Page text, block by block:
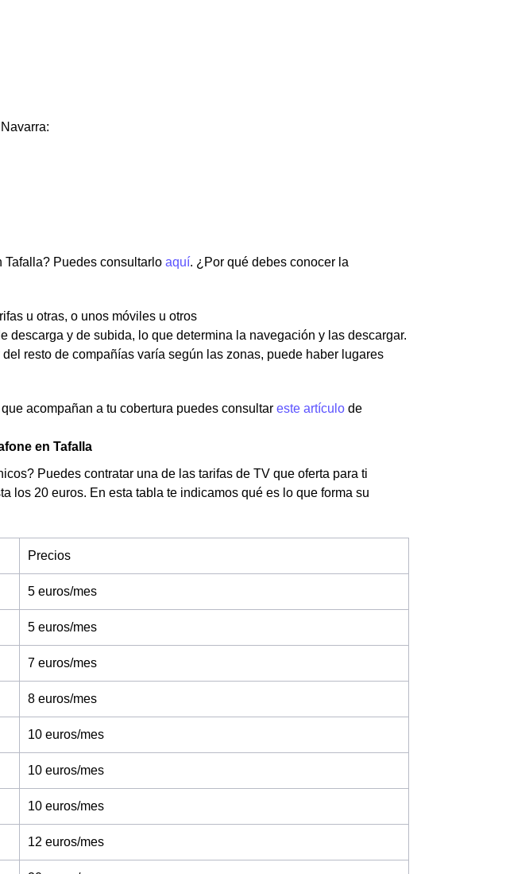
Tafalla? Puedes consultarlo aquí. ¿Por qué debes conocer la
u otras, o unos móviles u otros
descarga y de subida, lo que determina la navegación y las descargar.
resto de compañías varía según las zonas, puede haber lugares
acompañan a tu cobertura puedes consultar este artículo de
en Tafalla
Puedes contratar una de las tarifas de TV que oferta para ti
los 20 euros. En esta tabla te indicamos qué es lo que forma su
Precios
5 euros/mes
5 euros/mes
7 euros/mes
8 euros/mes
10 euros/mes
10 euros/mes
10 euros/mes
12 euros/mes